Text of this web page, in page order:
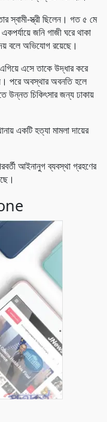
স্বামী-স্ত্রী ছিলেন। গত ৫ মে
জনি গাজী ঘরে থাকা
বলে অভিযোগ রয়েছে।
এসে তাকে উদ্ধার করে
পরে অবস্থার অবনতি হলে
উন্নত চিকিৎসার জন্য ঢাকায়
একটি হত্যা মামলা দায়ের
আইনানুগ ব্যবস্থা গ্রহণের